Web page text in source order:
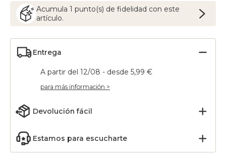
Acumula 1 punto(s) de fidelidad con este
artículo.
Entrega
A partir del 12/08 - desde 5,99 €
para más información >
Devolución fácil
Estamos para escucharte